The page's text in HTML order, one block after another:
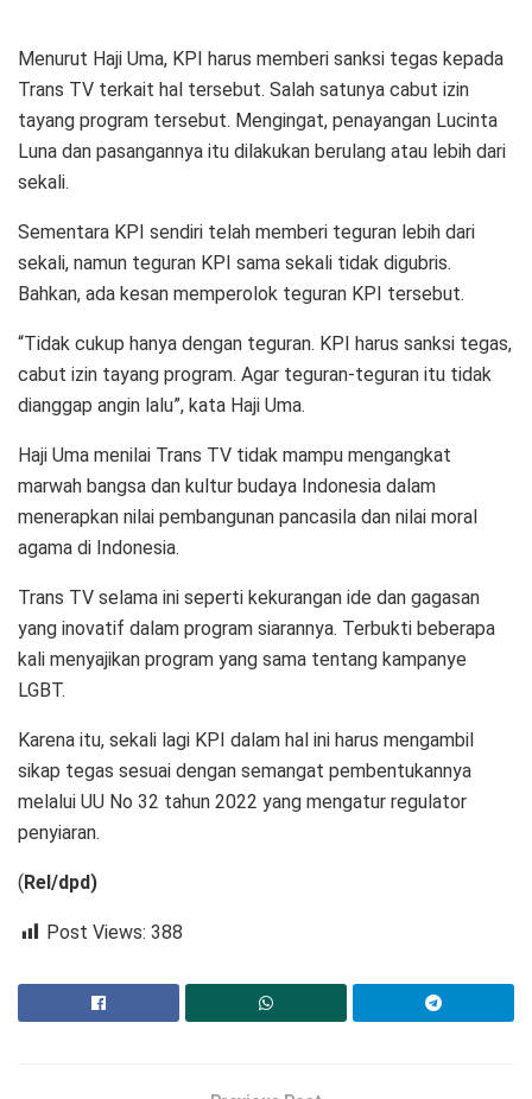
Menurut Haji Uma, KPI harus memberi sanksi tegas kepada
Trans TV terkait hal tersebut. Salah satunya cabut izin
tayang program tersebut. Mengingat, penayangan Lucinta
Luna dan pasangannya itu dilakukan berulang atau lebih dari
sekali.
Sementara KPI sendiri telah memberi teguran lebih dari
sekali, namun teguran KPI sama sekali tidak digubris.
Bahkan, ada kesan memperolok teguran KPI tersebut.
“Tidak cukup hanya dengan teguran. KPI harus sanksi tegas,
cabut izin tayang program. Agar teguran-teguran itu tidak
dianggap angin lalu”, kata Haji Uma.
Haji Uma menilai Trans TV tidak mampu mengangkat
marwah bangsa dan kultur budaya Indonesia dalam
menerapkan nilai pembangunan pancasila dan nilai moral
agama di Indonesia.
Trans TV selama ini seperti kekurangan ide dan gagasan
yang inovatif dalam program siarannya. Terbukti beberapa
kali menyajikan program yang sama tentang kampanye
LGBT.
Karena itu, sekali lagi KPI dalam hal ini harus mengambil
sikap tegas sesuai dengan semangat pembentukannya
melalui UU No 32 tahun 2022 yang mengatur regulator
penyiaran.
(Rel/dpd)
Post Views: 388